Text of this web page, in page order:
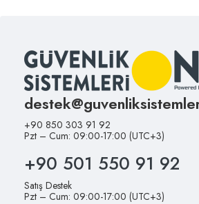
+90 850 303 91 92
Pzt – Cum: 09:00-17:00 (UTC+3)
+90 501 550 91 92
Satış Destek
Pzt – Cum: 09:00-17:00 (UTC+3)